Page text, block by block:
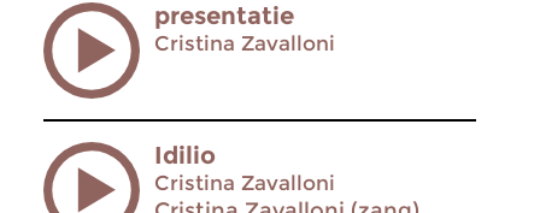
presentatie
Cristina Zavalloni
Idilio
Cristina Zavalloni